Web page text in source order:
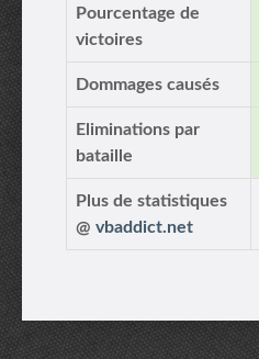
Pourcentage de
victoires
Dommages causés
Eliminations par
bataille
Plus de statistiques
@ vbaddict.net